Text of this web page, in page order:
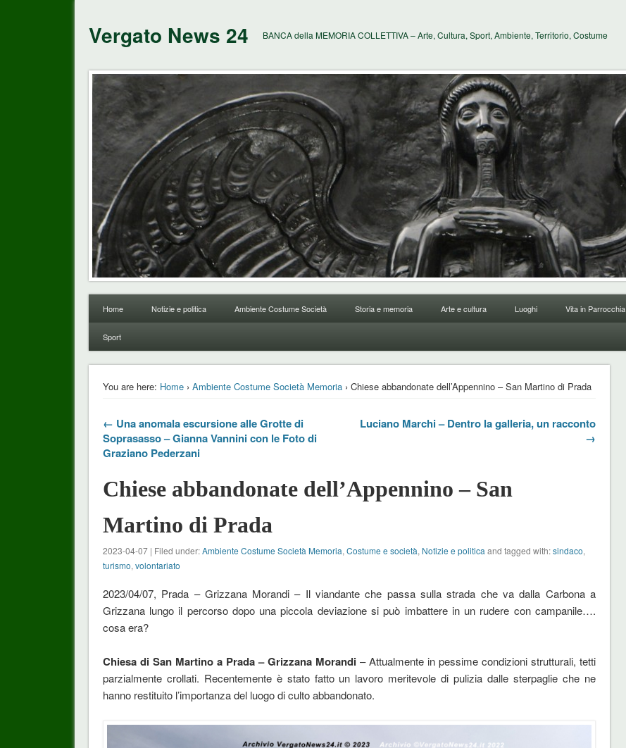
Vergato News 24 BANCA della MEMORIA COLLETTIVA – Arte, Cultura, Sport, Ambiente, Territorio, Costume
Home Notizie e politica Ambiente Costume Società Storia e memoria Arte e cultura Luoghi Vita in Parrocchia
Sport
You are here: Home› Ambiente Costume Società Memoria› Chiese abbandonate dell’Appennino – San Martino di Prada
← Una anomala escursione alle Grotte di
Soprasasso – Gianna Vannini con le Foto di
Graziano Pederzani
Luciano Marchi – Dentro la galleria, un racconto
→
Chiese abbandonate dell’Appennino – San
Martino di Prada
2023-04-07 | Filed under:Ambiente Costume Società Memoria, Costume e società, Notizie e politica and tagged with:sindaco,
turismo, volontariato
2023/04/07, Prada – Grizzana Morandi – Il viandante che passa sulla strada che va dalla Carbona a
Grizzana lungo il percorso dopo una piccola deviazione si può imbattere in un rudere con campanile….
cosa era?
Chiesa di San Martino a Prada – Grizzana Morandi – Attualmente in pessime condizioni strutturali, tetti
parzialmente crollati. Recentemente è stato fatto un lavoro meritevole di pulizia dalle sterpaglie che ne
hanno restituito l’importanza del luogo di culto abbandonato.